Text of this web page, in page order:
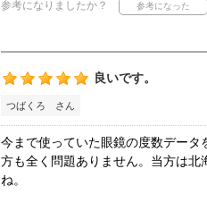
参考になりましたか？
良いです。
つばくろ さん
今まで使っていた眼鏡の度数データ
方も全く問題ありません。当方は
ね。